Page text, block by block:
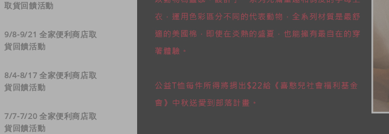
取貨回饋活動
9/8-9/21 全家便利商店取
貨回饋活動
8/4-8/17 全家便利商店取
貨回饋活動
7/7-7/20 全家便利商店取
貨回饋活動